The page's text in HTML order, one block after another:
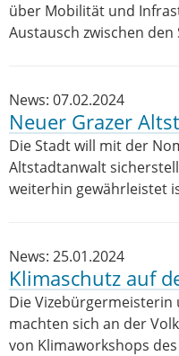
über Mobilität und
Austausch zwischen
News: 07.02.2024
Neuer Grazer
Die Stadt will mit der
Altstadtanwalt
weiterhin gewährleistet
News: 25.01.2024
Klimaschutz auf
Die
machten sich an der
von Klimaworkshops des